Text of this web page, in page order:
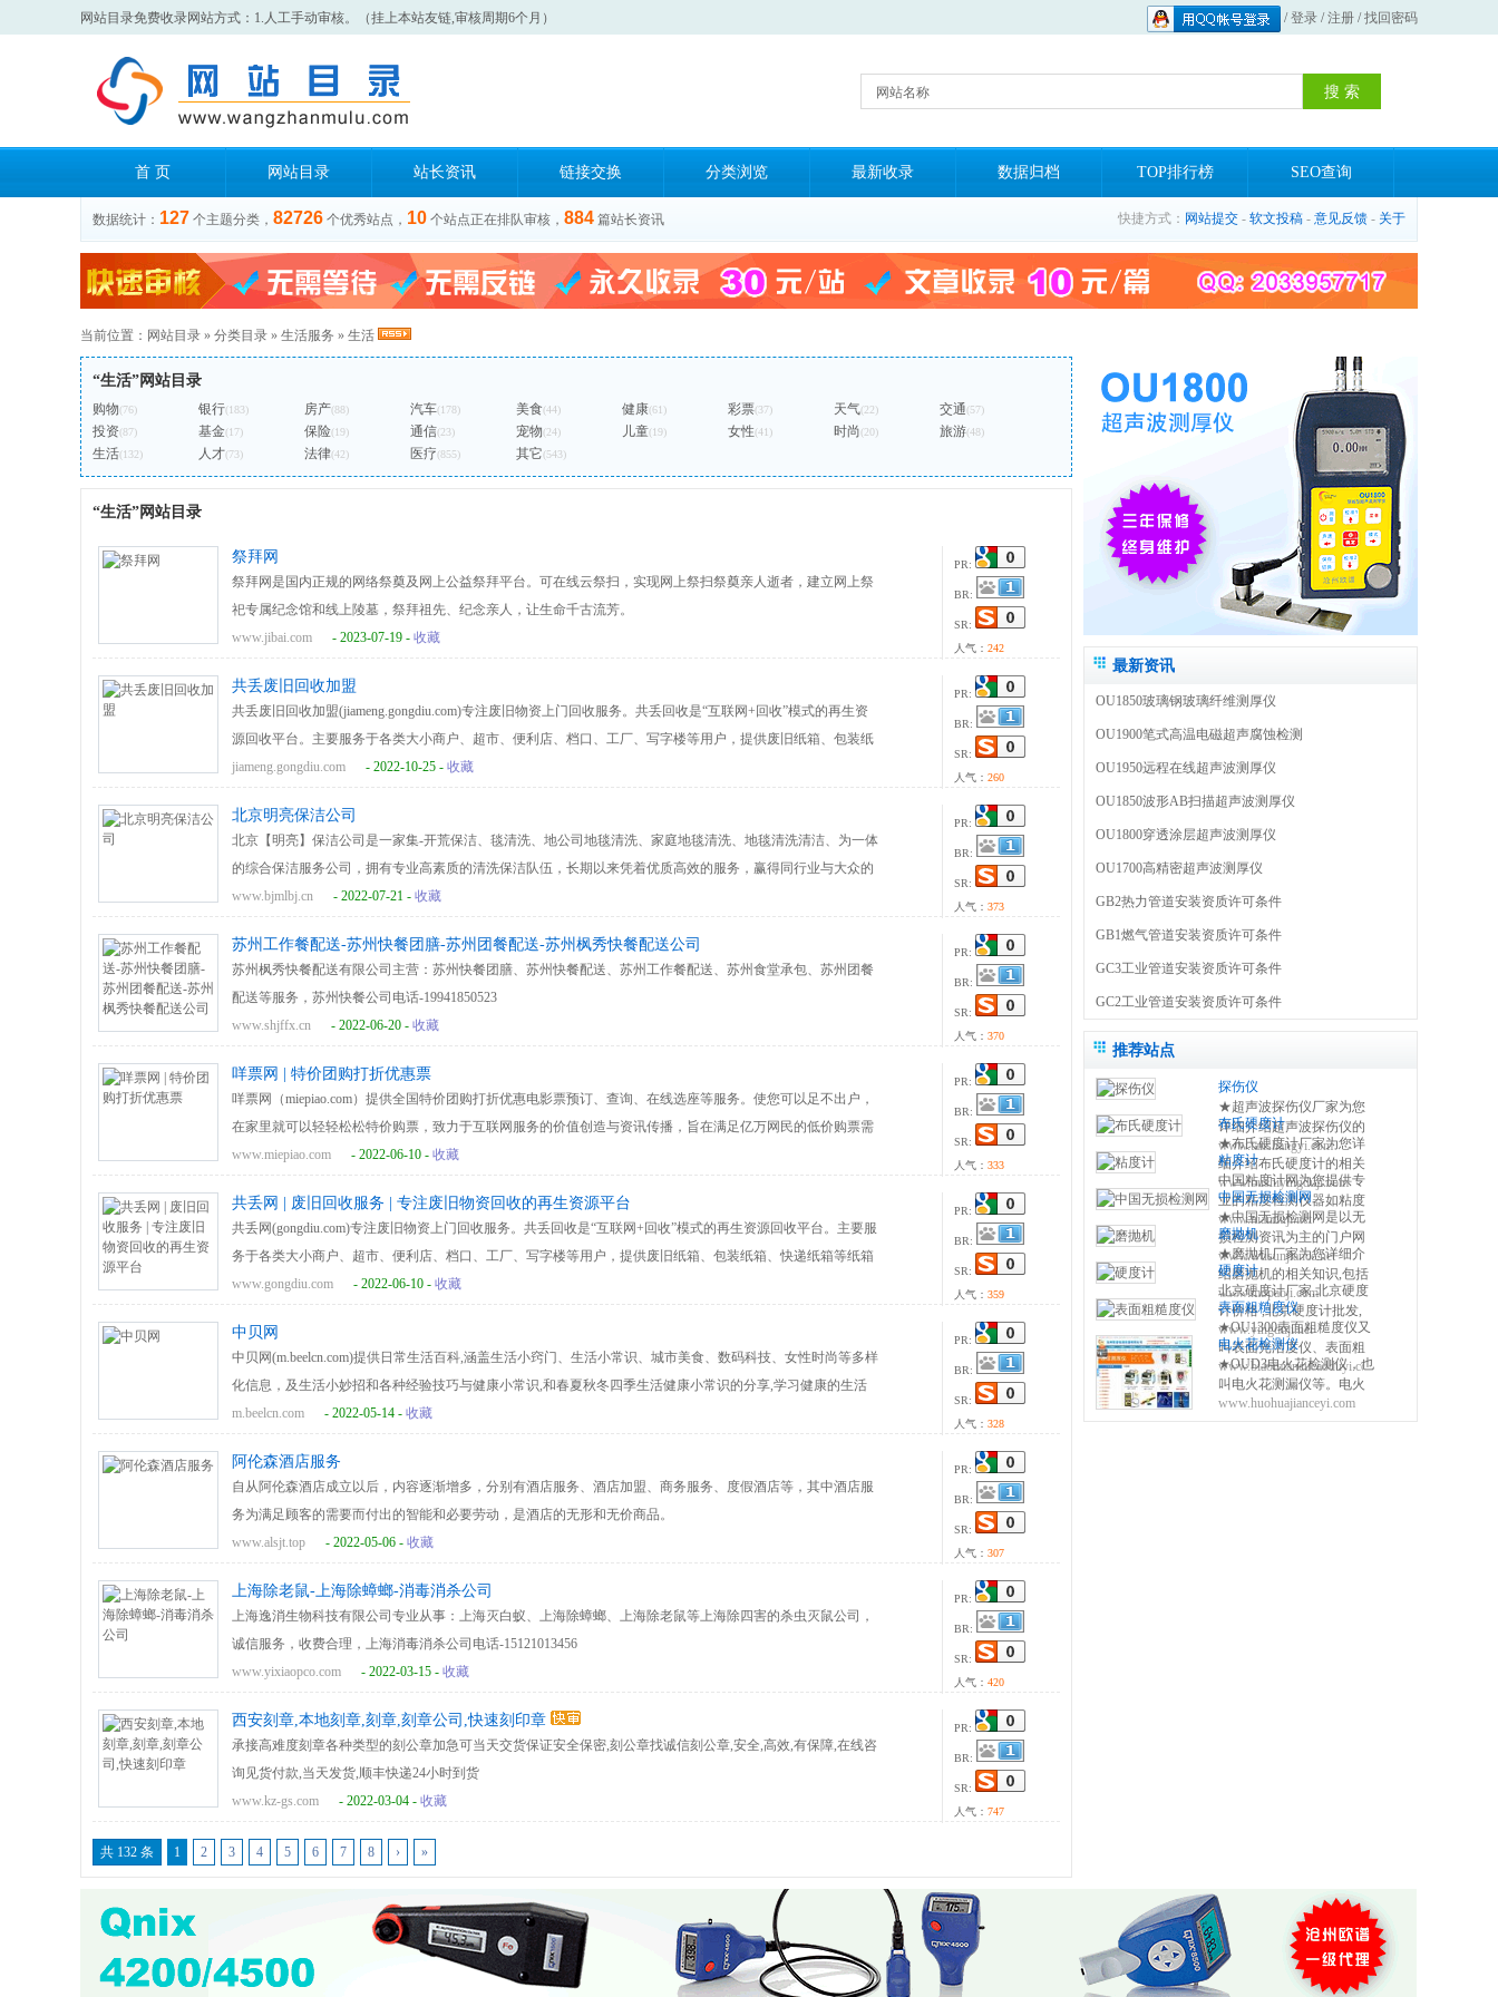
网站目录免费收录网站方式：1.人工手动审核。（挂上本站友链,审核周期6个月） /登录 /注册 /找回密码
网站名称
首 页 网站目录 站长资讯 链接交换 分类浏览 最新收录 数据归档 TOP排行榜 SEO查询
数据统计： 127 个主题分类， 82726 个优秀站点， 10 个站点正在排队审核， 884 篇站长资讯 快捷方式： 网站提交 - 软文投稿 - 意见反馈 - 关于
当前位置： 网站目录 » 分类目录 » 生活服务 » 生活
“生活”网站目录
购物(76) 银行(183) 房产(88) 汽车(178) 美食(44) 健康(61) 彩票(37) 天气(22) 交通(57)
投资(87) 基金(17) 保险(19) 通信(23) 宠物(24) 儿童(19) 女性(41) 时尚(20) 旅游(48)
生活(132) 人才(73) 法律(42) 医疗(855) 其它(543)
“生活”网站目录
祭拜网
祭拜网是国内正规的网络祭奠及网上公益祭拜平台。可在线云祭扫，实现网上祭扫祭奠亲人逝者，建立网上祭
祀专属纪念馆和线上陵墓，祭拜祖先、纪念亲人，让生命千古流芳。
www.jibai.com
- 2023-07-19 - 收藏
PR:
BR:
SR:
人气： 242
共丢废旧回收加盟
共丢废旧回收加盟(jiameng.gongdiu.com)专注废旧物资上门回收服务。共丢回收是“互联网+回收”模式的再生资
源回收平台。主要服务于各类大小商户、超市、便利店、档口、工厂、写字楼等用户，提供废旧纸箱、包装纸
箱、快递纸箱等纸箱纸皮的上门回收服务。可以随时随地可预约时间下单，价格高、上门快、服务好，您身边
jiameng.gongdiu.com - 2022-10-25 - 收藏
PR:
BR:
SR:
人气： 260
北京明亮保洁公司
北京【明亮】保洁公司是一家集-开荒保洁、毯清洗、地公司地毯清洗、家庭地毯清洗、地毯清洗清洁、为一体
的综合保洁服务公司，拥有专业高素质的清洗保洁队伍，长期以来凭着优质高效的服务，赢得同行业与大众的
好评。
www.bjmlbj.cn - 2022-07-21 - 收藏
PR:
BR:
SR:
人气： 373
苏州工作餐配送-苏州快餐团膳-苏州团餐配送-苏州枫秀快餐配送公司
苏州枫秀快餐配送有限公司主营：苏州快餐团膳、苏州快餐配送、苏州工作餐配送、苏州食堂承包、苏州团餐
配送等服务，苏州快餐公司电话-19941850523
www.shjffx.cn
- 2022-06-20 - 收藏
PR:
BR:
SR:
人气： 370
咩票网 | 特价团购打折优惠票
咩票网（miepiao.com）提供全国特价团购打折优惠电影票预订、查询、在线选座等服务。使您可以足不出户，
在家里就可以轻轻松松特价购票，致力于互联网服务的价值创造与资讯传播，旨在满足亿万网民的低价购票需
求。特价优惠电影票，尽在咩票网。
www.miepiao.com - 2022-06-10 - 收藏
PR:
BR:
SR:
人气： 333
共丢网 | 废旧回收服务 | 专注废旧物资回收的再生资源平台
共丢网(gongdiu.com)专注废旧物资上门回收服务。共丢回收是“互联网+回收”模式的再生资源回收平台。主要服
务于各类大小商户、超市、便利店、档口、工厂、写字楼等用户，提供废旧纸箱、包装纸箱、快递纸箱等纸箱
纸皮的上门回收服务。可以随时随地可预约时间下单，价格高、上门快、服务好，您身边的废旧物品回收小帮
www.gongdiu.com - 2022-06-10 - 收藏
PR:
BR:
SR:
人气： 359
中贝网
中贝网(m.beelcn.com)提供日常生活百科,涵盖生活小窍门、生活小常识、城市美食、数码科技、女性时尚等多样
化信息，及生活小妙招和各种经验技巧与健康小常识,和春夏秋冬四季生活健康小常识的分享,学习健康的生活
方式,了解健康饮食小常识等生活健康百科知识大全.一起学会科学饮食,更多家有妙招，以及教学教程，丰富您
m.beelcn.com - 2022-05-14 - 收藏
PR:
BR:
SR:
人气： 328
阿伦森酒店服务
自从阿伦森酒店成立以后，内容逐渐增多，分别有酒店服务、酒店加盟、商务服务、度假酒店等，其中酒店服
务为满足顾客的需要而付出的智能和必要劳动，是酒店的无形和无价商品。
www.alsjt.top
- 2022-05-06 - 收藏
PR:
BR:
SR:
人气： 307
上海除老鼠-上海除蟑螂-消毒消杀公司
上海逸消生物科技有限公司专业从事：上海灭白蚁、上海除蟑螂、上海除老鼠等上海除四害的杀虫灭鼠公司，
诚信服务，收费合理，上海消毒消杀公司电话-15121013456
www.yixiaopco.com
- 2022-03-15 - 收藏
PR:
BR:
SR:
人气： 420
西安刻章,本地刻章,刻章,刻章公司,快速刻印章
承接高难度刻章各种类型的刻公章加急可当天交货保证安全保密,刻公章找诚信刻公章,安全,高效,有保障,在线咨
询见货付款,当天发货,顺丰快递24小时到货
www.kz-gs.com
- 2022-03-04 - 收藏
PR:
BR:
SR:
人气： 747
共 132 条 1 2 3 4 5 6 7 8 › »
最新资讯
OU1850玻璃钢玻璃纤维测厚仪
OU1900笔式高温电磁超声腐蚀检测
OU1950远程在线超声波测厚仪
OU1850波形AB扫描超声波测厚仪
OU1800穿透涂层超声波测厚仪
OU1700高精密超声波测厚仪
GB2热力管道安装资质许可条件
GB1燃气管道安装资质许可条件
GC3工业管道安装资质许可条件
GC2工业管道安装资质许可条件
推荐站点
探伤仪
★超声波探伤仪厂家为您
详细介绍超声波探伤仪的
相关知识,包括磁粉探伤仪
原理,使用方法,操作注意事
项等,使您更好的了解和使
用便携式探伤设备 0317-
3038768
www.tanshangyi.com
布氏硬度计
★布氏硬度计厂家为您详
细介绍布氏硬度计的相关
知识,包括布氏硬度计原理,
使用方法,使用注意事项,维
修保养等,使您更好的了解
和使用布氏硬度测量仪方
法 0317-3038768
www.bushiyingduji.com
粘度计
中国粘度计网为您提供专
业的粘度检测仪器如粘度
杯,旋转粘度计,手持式粘度
计,斯托默粘度计,温控一体
式粘度计,聚合物粘度计等
粘度检测仪器的产品供应
商信息及技术资讯。
www.nianduji.net
中国无损检测网
★中国无损检测网是以无
损检测资讯为主的门户网
站，提供全面及时的无损
检测设备、无损超声探
伤、无损设备、无损标准
等，设有资讯、标准、展
会、仪器、技术、下载等
20多个内容频道。
www.wusunjiance.net
磨抛机
★磨抛机厂家为您详细介
绍磨抛机的相关知识,包括
磨抛机原理,使用方法,使用
注意事项,维修保养等,使您
更好的了解和使用磨抛机
方法 0317-3038768
www.mopaoji.com
硬度计
北京硬度计厂家,北京硬度
计价格 ,北京硬度计批发,
北京硬度计网为您提供里
氏硬度计、布氏硬度计、
洛氏硬度计、维氏硬度
计、邵氏硬度计、超声波
硬度计的供求信息，免费
www.yingduji.net
表面粗糙度仪
★OU1300表面粗糙度仪又
叫表面光洁度仪、表面粗
糙度检测仪、粗糙度测量
仪、粗糙度测试仪等，表
面粗糙度仪由仪器内部的
www.biaomiancucaoduyi.com
电火花检测仪
★OUD3电火花检测仪，也
叫电火花测漏仪等。电火
花检测仪主要用来检测金
www.huohuajianceyi.com